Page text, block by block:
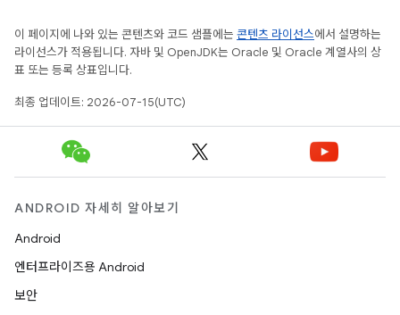
이 페이지에 나와 있는 콘텐츠와 코드 샘플에는 콘텐츠 라이선스에서 설명하는
라이선스가 적용됩니다. 자바 및 OpenJDK는 Oracle 및 Oracle 계열사의 상
표 또는 등록 상표입니다.
최종 업데이트: 2026-07-15(UTC)
ANDROID 자세히 알아보기
Android
엔터프라이즈용 Android
보안